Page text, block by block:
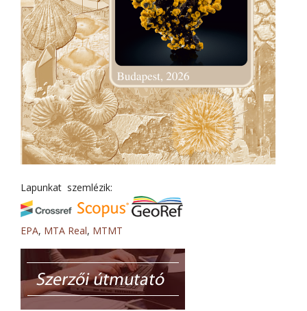
Lapunkat szemlézik:
EPA, MTA Real, MTMT